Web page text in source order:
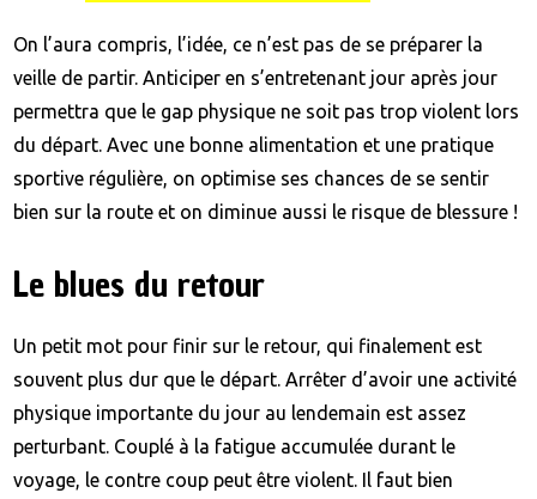
On l’aura compris, l’idée, ce n’est pas de se préparer la
veille de partir. Anticiper en s’entretenant jour après jour
permettra que le gap physique ne soit pas trop violent lors
du départ. Avec une bonne alimentation et une pratique
sportive régulière, on optimise ses chances de se sentir
bien sur la route et on diminue aussi le risque de blessure !
Le blues du retour
Un petit mot pour finir sur le retour, qui finalement est
souvent plus dur que le départ. Arrêter d’avoir une activité
physique importante du jour au lendemain est assez
perturbant. Couplé à la fatigue accumulée durant le
voyage, le contre coup peut être violent. Il faut bien